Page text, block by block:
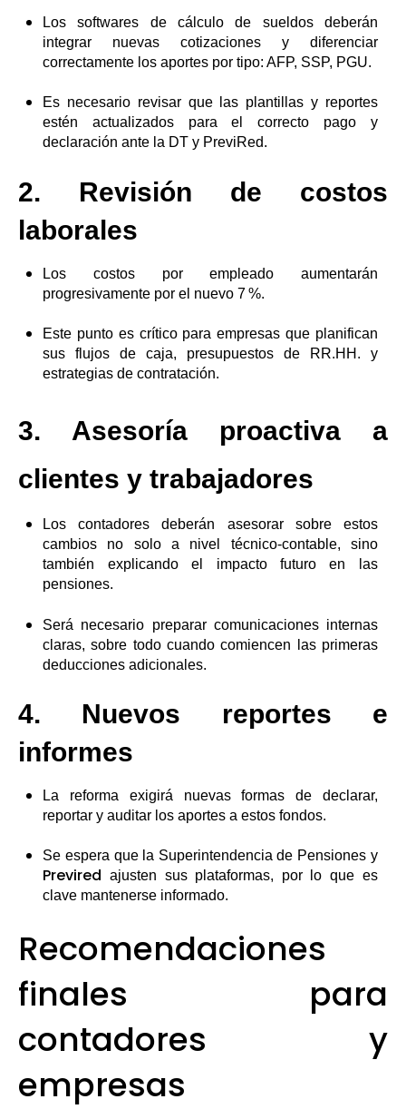
Los softwares de cálculo de sueldos deberán
integrar nuevas cotizaciones y diferenciar
correctamente los aportes por tipo: AFP, SSP, PGU.
Es necesario revisar que las plantillas y reportes
estén actualizados para el correcto pago y
declaración ante la DT y PreviRed.
2. Revisión de costos
laborales
Los costos por empleado aumentarán
progresivamente por el nuevo 7 %.
Este punto es crítico para empresas que planifican
sus flujos de caja, presupuestos de RR.HH. y
estrategias de contratación.
3. Asesoría proactiva a
clientes y trabajadores
Los contadores deberán asesorar sobre estos
cambios no solo a nivel técnico-contable, sino
también explicando el impacto futuro en las
pensiones.
Será necesario preparar comunicaciones internas
claras, sobre todo cuando comiencen las primeras
deducciones adicionales.
4. Nuevos reportes e
informes
La reforma exigirá nuevas formas de declarar,
reportar y auditar los aportes a estos fondos.
Se espera que la Superintendencia de Pensiones y
Previred ajusten sus plataformas, por lo que es
clave mantenerse informado.
Recomendaciones
finales para
contadores y
empresas